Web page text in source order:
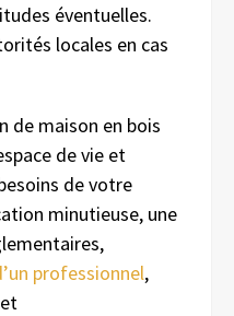
éventuelles.
locales en cas
de maison en bois
de vie et
de votre
minutieuse, une
professionnel,